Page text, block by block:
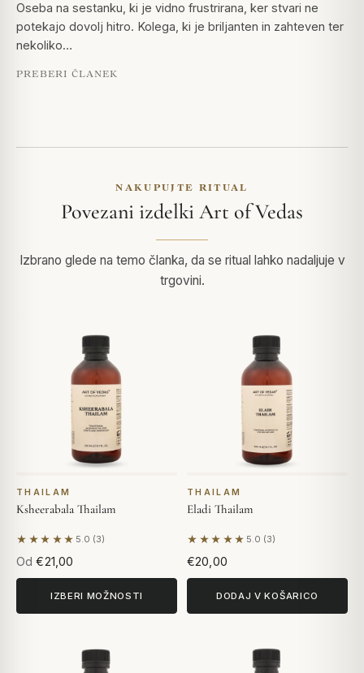
Oseba na sestanku, ki je vidno frustrirana, ker stvari ne
potekajo dovolj hitro. Kolega, ki je briljanten in zahteven ter
nekoliko…
PREBERI ČLANEK
NAKUPUJTE RITUAL
Povezani izdelki Art of Vedas
Izbrano glede na temo članka, da se ritual lahko nadaljuje v
trgovini.
THAILAM
Ksheerabala Thailam
★★★★★ 5.0 (3)
Na podlagi 3 mnenj
Od €21,00
IZBERI MOŽNOSTI
THAILAM
Eladi Thailam
★★★★★ 5.0 (3)
Na podlagi 3 mnenj
€20,00
DODAJ V KOŠARICO